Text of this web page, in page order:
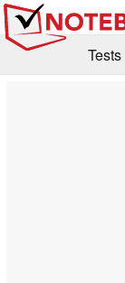
Tests